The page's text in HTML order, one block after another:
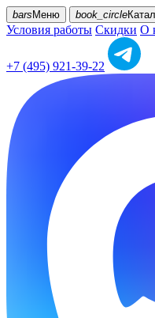
bars Меню book_circle
Условия работы Скидки О
+7 (495) 921-39-22